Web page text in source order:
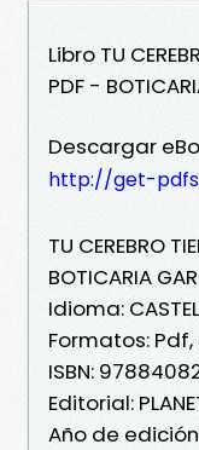
Libro TU
PDF -
Descargar
http://get-
TU CEREBRO
BOTICARIA
Idioma:
Formatos: Pdf,
ISBN:
Editorial:
Año de